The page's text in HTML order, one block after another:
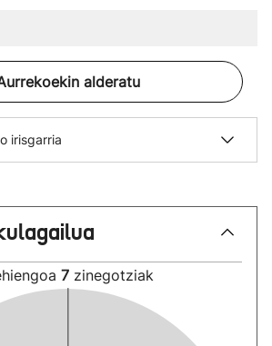
alderatu
irisgarria
7 zinegotziak